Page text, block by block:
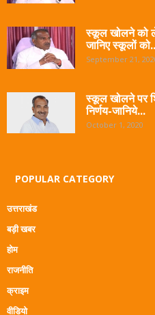
स्कूल खोलने को
जानिए स्कूलों
September 21,
स्कूल खोलने पर
निर्णय-जानिये...
October 1, 2020
POPULAR CATEGORY
उत्तराखंड
बड़ी खबर
होम
राजनीति
क्राइम
वीडियो